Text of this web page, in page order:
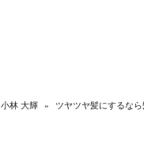
小林 大輝 » ツヤツヤ髪にするな